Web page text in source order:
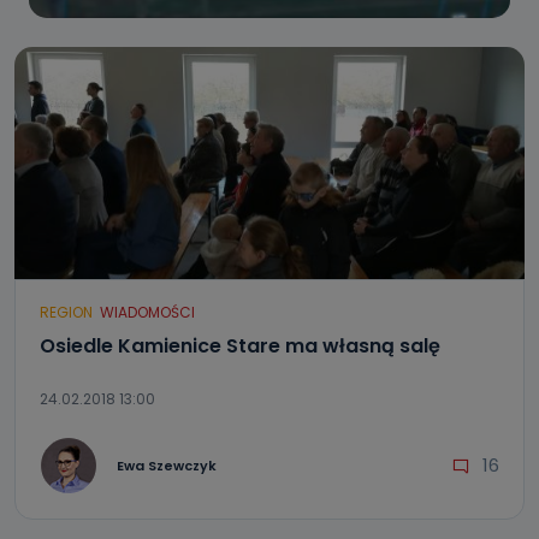
REGION WIADOMOŚCI
Osiedle Kamienice Stare ma własną salę
24.02.2018 13:00
Ewa Szewczyk 16